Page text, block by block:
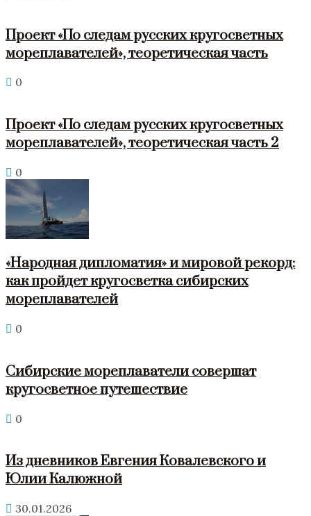
Проект «По следам русских кругосветных
мореплавателей», теоретическая часть
0
Проект «По следам русских кругосветных
мореплавателей», теоретическая часть 2
0
«Народная дипломатия» и мировой рекорд:
как пройдет кругосветка сибирских
мореплавателей
0
Сибирские мореплаватели совершат
кругосветное путешествие
0
Из дневников Евгения Ковалевского и
Юлии Калюжной
30.01.2026